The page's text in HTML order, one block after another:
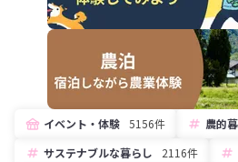
イベント・体験 5156件 農的
サステナブルな暮らし
2116件